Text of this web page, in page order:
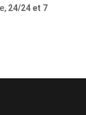
24/24 et 7